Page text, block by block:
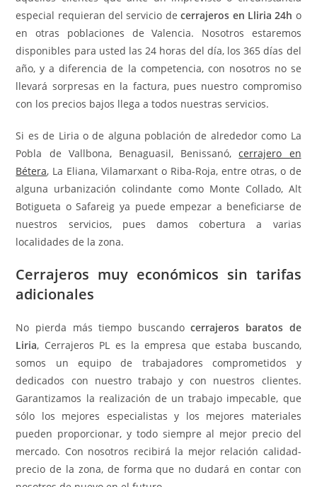
especial requieran del servicio decerrajeros en Lliria 24h o
en otras poblaciones de Valencia. Nosotros estaremos
disponibles para usted las 24 horas del día, los 365 días del
año, y a diferencia de la competencia, con nosotros no se
llevará sorpresas en la factura, pues nuestro compromiso
con los precios bajos llega a todos nuestras servicios.
Si es de Liria o de alguna población de alrededor como La
Pobla de Vallbona, Benaguasil, Benissanó,cerrajero en
Bétera, La Eliana, Vilamarxant o Riba-Roja, entre otras, o de
alguna urbanización colindante como Monte Collado, Alt
Botigueta o Safareig ya puede empezar a beneficiarse de
nuestros servicios, pues damos cobertura a varias
localidades de la zona.
Cerrajeros muy económicos sin tarifas
adicionales
No pierda más tiempo buscandocerrajeros baratos de
Liria, Cerrajeros PL es la empresa que estaba buscando,
somos un equipo de trabajadores comprometidos y
dedicados con nuestro trabajo y con nuestros clientes.
Garantizamos la realización de un trabajo impecable, que
sólo los mejores especialistas y los mejores materiales
pueden proporcionar, y todo siempre al mejor precio del
mercado. Con nosotros recibirá la mejor relación calidad-
precio de la zona, de forma que no dudará en contar con